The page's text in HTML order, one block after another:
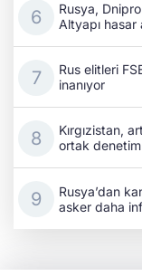
Rusya,
Altyapı hasar
Rus elitleri
inanıyor
Kırgızistan,
ortak denetim
Rusya’dan
asker daha